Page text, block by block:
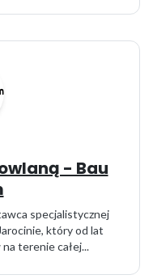
- Bau
specjalistycznej
który od lat
terenie całej...